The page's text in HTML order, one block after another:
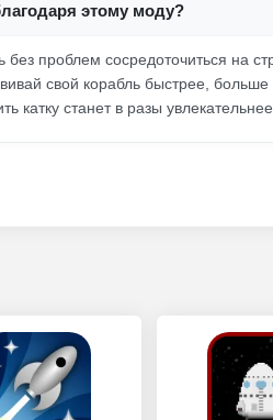
этому моду?
проблем сосредоточиться на
свой корабль быстрее, больше
катку станет в разы